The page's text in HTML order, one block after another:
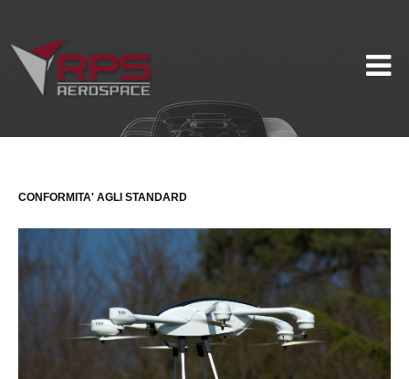
CONFORMITA' AGLI STANDARD